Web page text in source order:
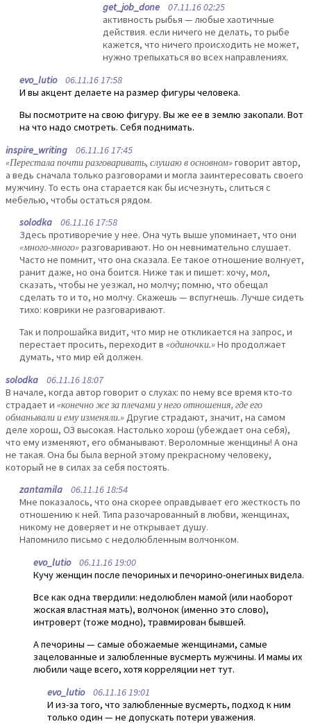
get_job_done 07.11.16 02:25
активность рыбья — любые хаотичные
действия. если ничего не делать, то рыбе
кажется, что ничего происходить не может,
нужно трепыхаться во всех направлениях.
evo_lutio06.11.16 17:58
И вы акцент делаете на размер фигуры человека.
Вы посмотрите на свою фигуру. Вы же ее в землю закопали. Вот
на что надо смотреть. Себя поднимать.
inspire_writing 06.11.16 17:45
«Перестала почти разговаривать, слушаю в основном»говорит автор,
а ведь сначала только разговорами и могла заинтересовать своего
мужчину. То есть она старается как бы исчезнуть, слиться с
мебелью, чтобы остаться рядом.
solodka 06.11.16 17:58
Здесь противоречие у нее. Она чуть выше упоминает, что они
«много-много»разговаривают. Но он невнимательно слушает.
Часто не помнит, что она сказала. Ее такое отношение волнует,
ранит даже, но она боится. Ниже так и пишет: хочу, мол,
сказать, чтобы не уезжал, но молчу; помню, что обещал
сделать то и то, но молчу. Скажешь — вспугнешь. Лучше сидеть
тихо: коврики не разговаривают.
Так и попрошайка видит, что мир не откликается на запрос, и
перестает просить, переходит в «одиночки.»Но продолжает
думать, что мир ей должен.
solodka 06.11.16 18:07
В начале, когда автор говорит о слухах: по нему все время кто-то
страдает и «конечно же за плечами у него отношения, где его
обманывали и ему изменяли.»Другие страдают, значит, на самом
деле хорош, ОЗ высокая. Настолько хорош (убеждает она себя),
что ему изменяют, его обманывают. Вероломные женщины! А она
не такая. Она бы была верной этому прекрасному человеку,
который не в силах за себя постоять.
zantamila 06.11.16 18:54
Мне показалось, что она скорее оправдывает его жесткость по
отношению к ней. Типа разочарованный в любви, женщинах,
никому не доверяет и не открывает душу.
Напомнило письмо с недолюбленным волчонком.
evo_lutio06.11.16 19:00
Кучу женщин после печориных и печорино-онегиных видела.
Все как одна твердили: недолюблен мамой (или наоборот
жоская властная мать), волчонок (именно это слово),
интроверт (тоже модно), травмирован бывшей.
А печорины — самые обожаемые женщинами, самые
зацелованные и залюбленные вусмерть мужчины. И мамы их
любили чаще всего, хотя корреляции нет тут.
evo_lutio06.11.16 19:01
И из-за того, что залюбленные вусмерть, подход к ним
только один — не допускать потери уважения.